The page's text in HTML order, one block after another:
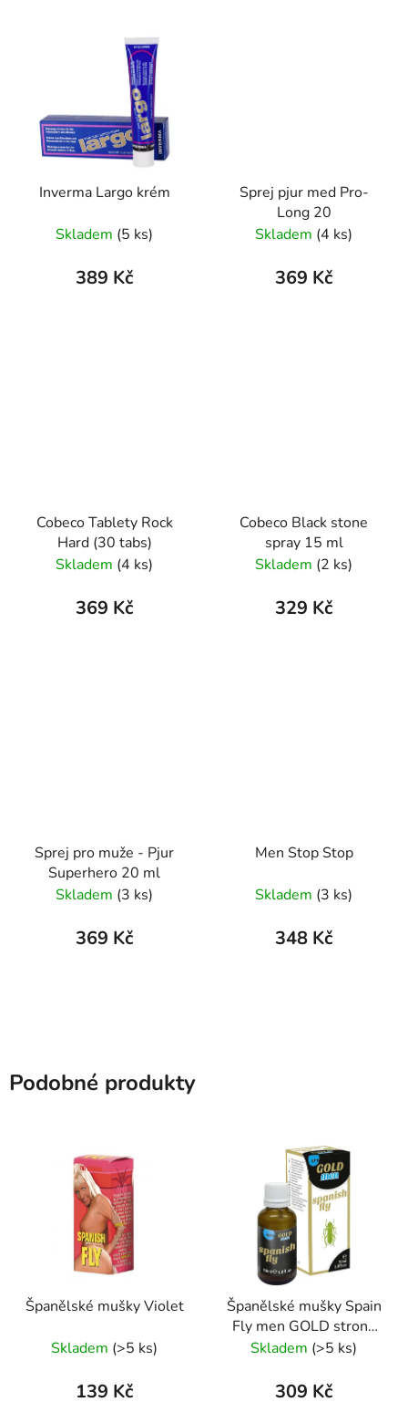
Inverma Largo krém
Skladem (5 ks)
389 Kč
Sprej pjur med Pro-
Long 20
Skladem (4 ks)
369 Kč
Cobeco Tablety Rock
Hard (30 tabs)
Skladem (4 ks)
369 Kč
Cobeco Black stone
spray 15 ml
Skladem (2 ks)
329 Kč
Sprej pro muže - Pjur
Superhero 20 ml
Skladem (3 ks)
369 Kč
Men Stop Stop
Skladem (3 ks)
348 Kč
Podobné produkty
Španělské mušky Violet
Skladem (>5 ks)
139 Kč
Španělské mušky Spain
Fly men GOLD strong
30 ml
Skladem (>5 ks)
309 Kč